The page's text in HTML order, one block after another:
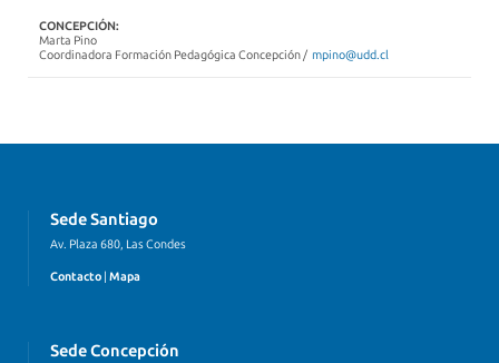
CONCEPCIÓN:
Marta Pino
Coordinadora Formación Pedagógica Concepción / mpino@udd.cl
Sede Santiago
Av. Plaza 680, Las Condes
Contacto Mapa
Sede Concepción